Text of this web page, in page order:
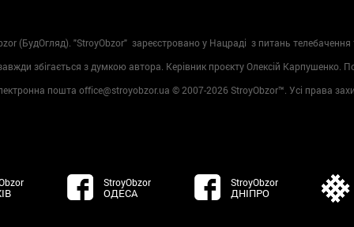
(БудОгляд). "StroyObzor" зареєстровано у Нацраді з питань телебачення
збігається з думкою автора. Керівник проєкту Олексій Карпушенко.
пошта office@stroyobzor.ua © 2007-2026 StroyObzor™. Усі права
StroyObzor
ОДЕСА
StroyObzor
ДНІПРО